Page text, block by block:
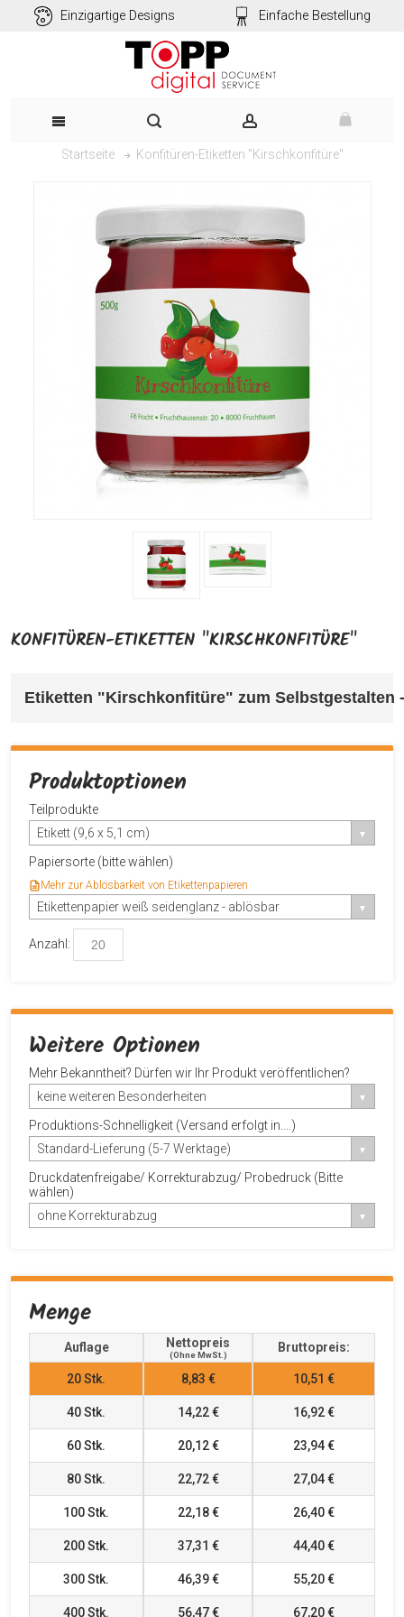
Einzigartige Designs Einfache Bestellung
Startseite Konfitüren-Etiketten "Kirschkonfitüre"
KONFITÜREN-ETIKETTEN "KIRSCHKONFITÜRE"
Etiketten "Kirschkonfitüre" zum Selbstgestalten
Produktoptionen
Teilprodukte
Etikett (9,6 x 5,1 cm)
Papiersorte (bitte wählen)
Mehr zur Ablösbarkeit von Etikettenpapieren
Etikettenpapier weiß seidenglanz - ablösbar
Anzahl:
Weitere Optionen
Mehr Bekanntheit? Dürfen wir Ihr Produkt veröffentlichen?
keine weiteren Besonderheiten
Produktions-Schnelligkeit (Versand erfolgt in....)
Standard-Lieferung (5-7 Werktage)
Druckdatenfreigabe/ Korrekturabzug/ Probedruck (Bitte
wählen)
ohne Korrekturabzug
Menge
Auflage Nettopreis
(ohne MwSt.)
Bruttopreis:
20Stk. 8,83 € 10,51 €
40Stk. 14,22 € 16,92 €
60Stk. 20,12 € 23,94 €
80Stk. 22,72 € 27,04 €
100Stk. 22,18 € 26,40 €
200Stk. 37,31 € 44,40 €
300Stk. 46,39 € 55,20 €
400Stk. 56,47 € 67,20 €